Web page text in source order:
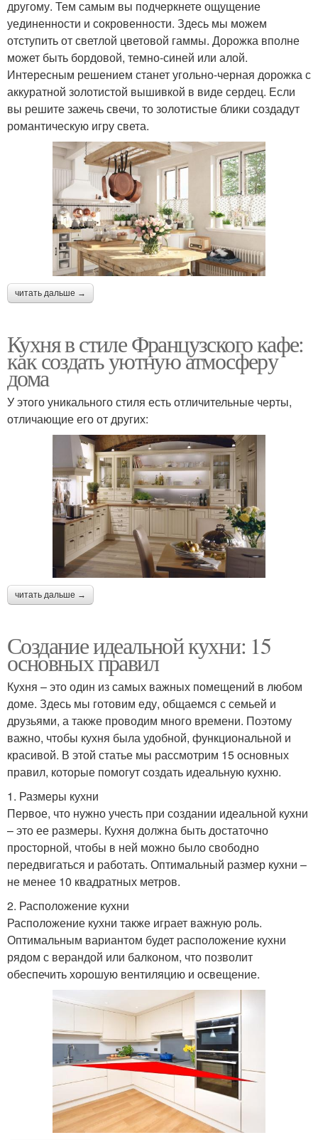
другому. Тем самым вы подчеркнете ощущение
уединенности и сокровенности. Здесь мы можем
отступить от светлой цветовой гаммы. Дорожка вполне
может быть бордовой, темно-синей или алой.
Интересным решением станет угольно-черная дорожка с
аккуратной золотистой вышивкой в виде сердец. Если
вы решите зажечь свечи, то золотистые блики создадут
романтическую игру света.
читать дальше →
Кухня в стиле Французского кафе:
как создать уютную атмосферу
дома
У этого уникального стиля есть отличительные черты,
отличающие его от других:
читать дальше →
Создание идеальной кухни: 15
основных правил
Кухня – это один из самых важных помещений в любом
доме. Здесь мы готовим еду, общаемся с семьей и
друзьями, а также проводим много времени. Поэтому
важно, чтобы кухня была удобной, функциональной и
красивой. В этой статье мы рассмотрим 15 основных
правил, которые помогут создать идеальную кухню.
1. Размеры кухни
Первое, что нужно учесть при создании идеальной кухни
– это ее размеры. Кухня должна быть достаточно
просторной, чтобы в ней можно было свободно
передвигаться и работать. Оптимальный размер кухни –
не менее 10 квадратных метров.
2. Расположение кухни
Расположение кухни также играет важную роль.
Оптимальным вариантом будет расположение кухни
рядом с верандой или балконом, что позволит
обеспечить хорошую вентиляцию и освещение.